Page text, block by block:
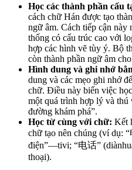
Học các thành phần cấu
cách chữ Hán được tạo
ngữ âm. Cách tiếp cận này
thống có cấu trúc cao với
hợp các hình vẽ tùy ý. Bộ
còn thành phần ngữ âm
Hình dung và ghi nhớ
dung và các mẹo ghi nhớ
chữ. Điều này biến việc
một quá trình hợp lý và
đường khám phá”.
Học từ cùng với chữ: Kết
chữ tạo nên chúng (ví dụ:
điện”—tivi; “电话”
thoại).